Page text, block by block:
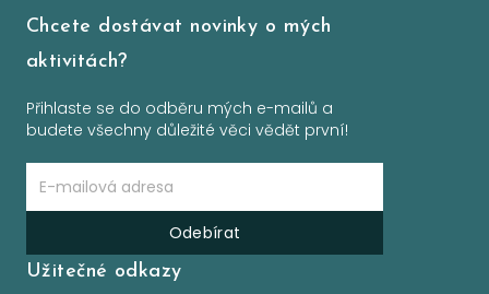
Chcete dostávat novinky o mých
aktivitách?
Přihlaste se do odběru mých e-mailů a
budete všechny důležité věci vědět první!
Odebírat
Užitečné odkazy